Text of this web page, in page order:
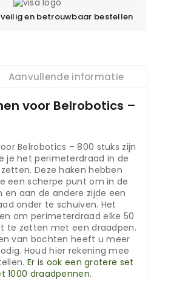
en betrouwbaar bestellen
Aanvullende informatie
voor Belrobotics –
Belrobotics – 800 stuks zijn
je het perimeterdraad in de
Deze haken hebben
een scherpe punt om in de
en aan de andere zijde een
onder te schuiven. Het
om perimeterdraad elke 50
te zetten met een draadpen.
van bochten heeft u meer
Houd hier rekening mee
Er is ook een grotere set
1000 draadpennen.